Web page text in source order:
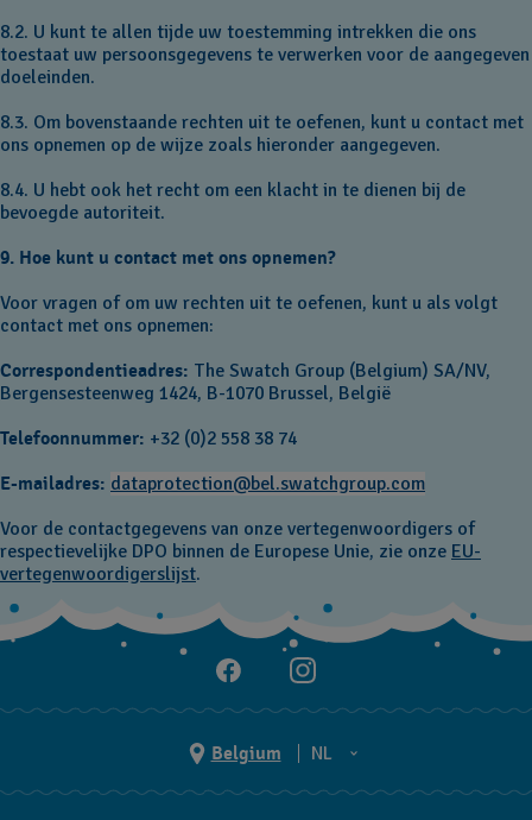
8.2. U kunt te allen tijde uw toestemming intrekken die ons
toestaat uw persoonsgegevens te verwerken voor de aangegeven
doeleinden.
8.3. Om bovenstaande rechten uit te oefenen, kunt u contact met
ons opnemen op de wijze zoals hieronder aangegeven.
8.4. U hebt ook het recht om een klacht in te dienen bij de
bevoegde autoriteit.
9. Hoe kunt u contact met ons opnemen?
Voor vragen of om uw rechten uit te oefenen, kunt u als volgt
contact met ons opnemen:
Correspondentieadres: The Swatch Group (Belgium) SA/NV,
Bergensesteenweg 1424, B-1070 Brussel, België
Telefoonnummer: +32 (0)2 558 38 74
E-mailadres: dataprotection@bel.swatchgroup.com
Voor de contactgegevens van onze vertegenwoordigers of
respectievelijke DPO binnen de Europese Unie, zie onze EU-
vertegenwoordigerslijst.
Belgium
NL
NL